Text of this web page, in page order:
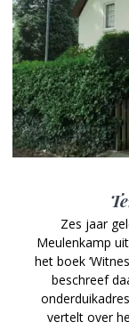
Zes jaar
Meulenkamp
het boek
beschreef
vertelt over